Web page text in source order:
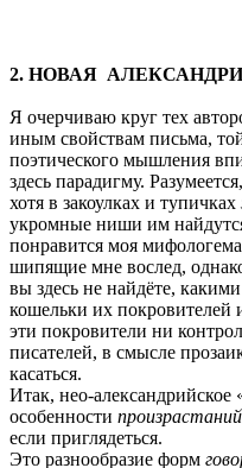
2. НОВАЯ
Я очерчиваю круг тех
иным свойствам письма,
поэтического мышления
здесь парадигму.
хотя в закоулках и тупичках
укромные ниши им
понравится моя
шипящие мне вослед,
вы здесь не найдёте,
кошельки их покровителей
эти покровители ни
писателей, в смысле
касаться.
Итак, нео-
особенности произрастаний
если приглядеться.
Это разнообразие форм